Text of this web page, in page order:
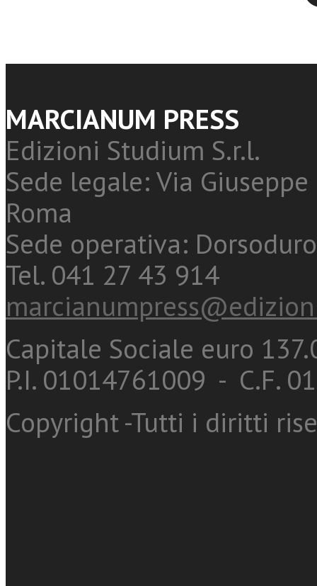
MARCIANUM PRESS
Edizioni Studium S.r.l.
Sede legale: Via
Roma
Sede operativa:
Tel. 041 27 43 914
Capitale Sociale euro
P.I. 01014761009 - C.F.
Copyright -Tutti i diritti